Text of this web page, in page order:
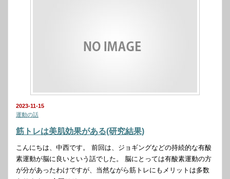
2023-11-15
運動の話
筋トレは美肌効果がある(研究結果)
こんにちは、中西です。 前回は、ジョギングなどの持続的な有酸
素運動が脳に良いという話でした。 脳にとっては有酸素運動の方
が分があったわけですが、当然ながら筋トレにもメリットは多数